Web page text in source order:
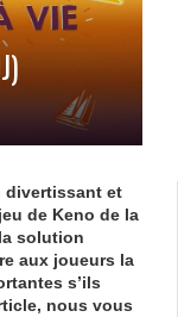
divertissant et
de Keno de la
solution
aux joueurs la
s’ils
nous vous